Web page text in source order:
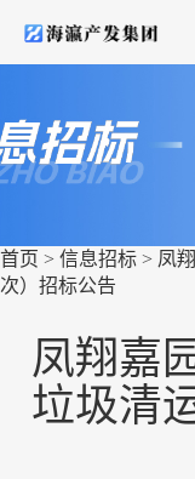
首页 > 信息招标 > 凤
次）招标公告
凤翔嘉
垃圾清